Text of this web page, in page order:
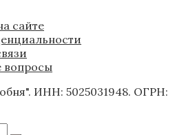
сайте
вопросы
ИНН: 5025031948. ОГРН: